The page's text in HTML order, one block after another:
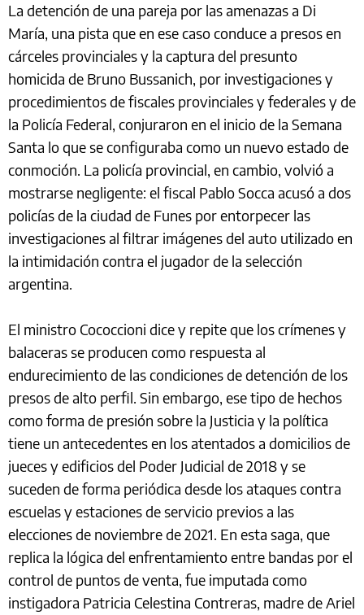
La detención de una pareja por las amenazas a Di
María, una pista que en ese caso conduce a presos en
cárceles provinciales y la captura del presunto
homicida de Bruno Bussanich, por investigaciones y
procedimientos de fiscales provinciales y federales y de
la Policía Federal, conjuraron en el inicio de la Semana
Santa lo que se configuraba como un nuevo estado de
conmoción. La policía provincial, en cambio, volvió a
mostrarse negligente: el fiscal Pablo Socca acusó a dos
policías de la ciudad de Funes por entorpecer las
investigaciones al filtrar imágenes del auto utilizado en
la intimidación contra el jugador de la selección
argentina.
El ministro Cococcioni dice y repite que los crímenes y
balaceras se producen como respuesta al
endurecimiento de las condiciones de detención de los
presos de alto perfil. Sin embargo, ese tipo de hechos
como forma de presión sobre la Justicia y la política
tiene un antecedentes en los atentados a domicilios de
jueces y edificios del Poder Judicial de 2018 y se
suceden de forma periódica desde los ataques contra
escuelas y estaciones de servicio previos a las
elecciones de noviembre de 2021. En esta saga, que
replica la lógica del enfrentamiento entre bandas por el
control de puntos de venta, fue imputada como
instigadora Patricia Celestina Contreras, madre de Ariel